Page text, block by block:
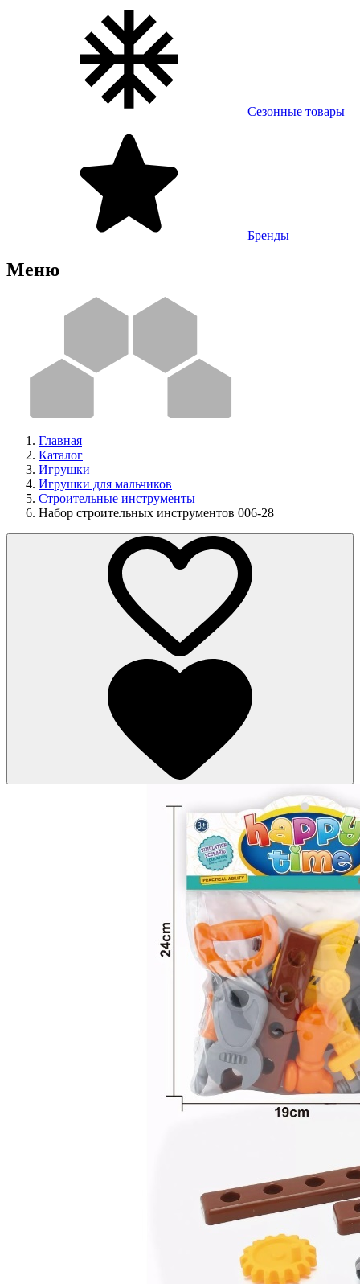
Сезонные товары
Бренды
Меню
Главная
Каталог
Игрушки
Игрушки для мальчиков
Строительные инструменты
Набор строительных инструментов 006-28